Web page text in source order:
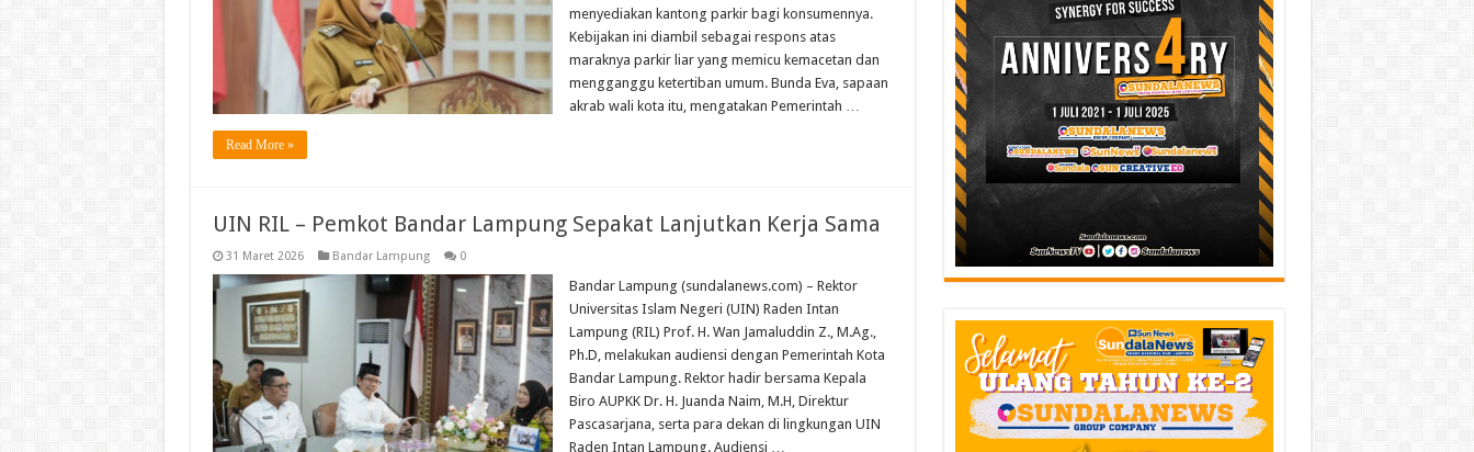
menyediakan kantong parkir bagi konsumennya.
Kebijakan ini diambil sebagai respons atas
maraknya parkir liar yang memicu kemacetan dan
mengganggu ketertiban umum. Bunda Eva, sapaan
akrab wali kota itu, mengatakan Pemerintah …
Read More »
UIN RIL – Pemkot Bandar Lampung Sepakat Lanjutkan Kerja Sama
31 Maret 2026 Bandar Lampung 0
Bandar Lampung (sundalanews.com) – Rektor
Universitas Islam Negeri (UIN) Raden Intan
Lampung (RIL) Prof. H. Wan Jamaluddin Z., M.Ag.,
Ph.D, melakukan audiensi dengan Pemerintah Kota
Bandar Lampung. Rektor hadir bersama Kepala
Biro AUPKK Dr. H. Juanda Naim, M.H, Direktur
Pascasarjana, serta para dekan di lingkungan UIN
Raden Intan Lampung. Audiensi …